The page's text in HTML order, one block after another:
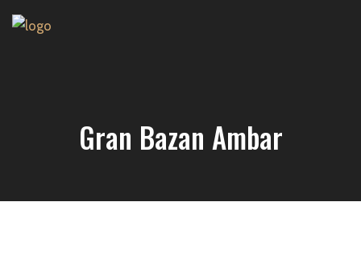
Gran Bazan Ambar